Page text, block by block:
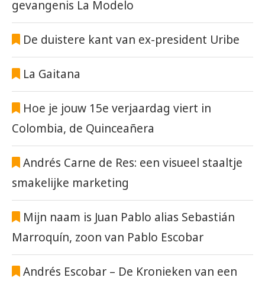
gevangenis La Modelo
De duistere kant van ex-president Uribe
La Gaitana
Hoe je jouw 15e verjaardag viert in
Colombia, de Quinceañera
Andrés Carne de Res: een visueel staaltje
smakelijke marketing
Mijn naam is Juan Pablo alias Sebastián
Marroquín, zoon van Pablo Escobar
Andrés Escobar – De Kronieken van een